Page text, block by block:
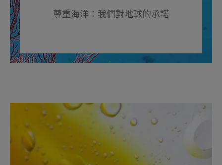
尊重海洋：我們對地球的承諾